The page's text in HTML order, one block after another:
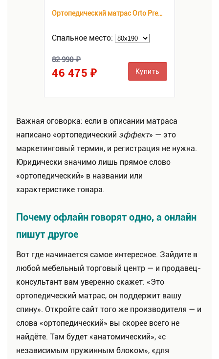
Ортопедический матрас Orto Premium Memory
Спальное место:
82 990 ₽
46 475 ₽ Купить
Важная оговорка: если в описании матраса
написано «ортопедический эффект» — это
маркетинговый термин, и регистрация не нужна.
Юридически значимо лишь прямое слово
«ортопедический» в названии или
характеристике товара.
Почему офлайн говорят одно, а онлайн
пишут другое
Вот где начинается самое интересное. Зайдите в
любой мебельный торговый центр — и продавец-
консультант вам уверенно скажет: «Это
ортопедический матрас, он поддержит вашу
спину». Откройте сайт того же производителя — и
слова «ортопедический» вы скорее всего не
найдёте. Там будет «анатомический», «с
независимым пружинным блоком», «для